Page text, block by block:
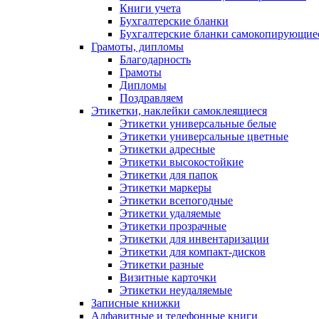
Книги учета
Бухгалтерские бланки
Бухгалтерские бланки
Грамоты, дипломы
Благодарность
Грамоты
Дипломы
Поздравляем
Этикетки, наклейки самоклеящиеся
Этикетки универсальные белые
Этикетки универсальные цветные
Этикетки адресные
Этикетки высокостойкие
Этикетки для папок
Этикетки маркеры
Этикетки всепогодные
Этикетки удаляемые
Этикетки прозрачные
Этикетки для инвентаризации
Этикетки для компакт-дисков
Этикетки разные
Визитные карточки
Этикетки неудаляемые
Записные книжки
Алфавитные и телефонные книги